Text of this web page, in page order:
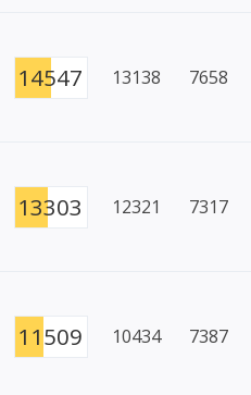
14547 13138 7658
13303 12321 7317
11509 10434 7387